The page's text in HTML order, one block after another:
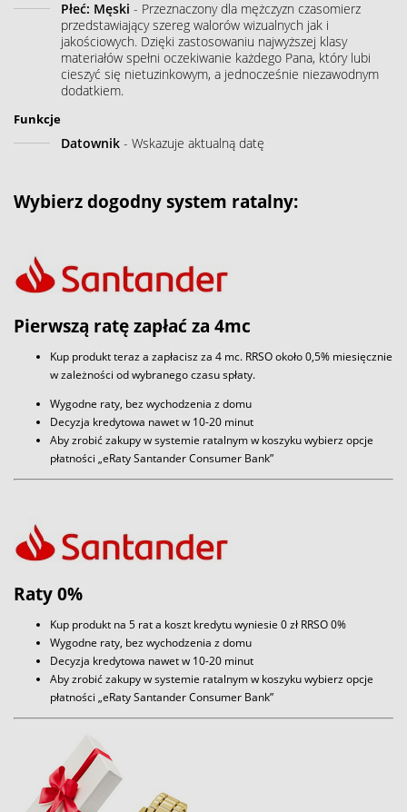
Płeć: Męski - Przeznaczony dla mężczyzn czasomierz
przedstawiający szereg walorów wizualnych jak i
jakościowych. Dzięki zastosowaniu najwyższej klasy
materiałów spełni oczekiwanie każdego Pana, który lubi
cieszyć się nietuzinkowym, a jednocześnie niezawodnym
dodatkiem.
Funkcje
Datownik - Wskazuje aktualną datę
Wybierz dogodny system ratalny:
Pierwszą ratę zapłać za 4mc
Kup produkt teraz a zapłacisz za 4 mc. RRSO około 0,5% miesięcznie
w zależności od wybranego czasu spłaty.
Wygodne raty, bez wychodzenia z domu
Decyzja kredytowa nawet w 10-20 minut
Aby zrobić zakupy w systemie ratalnym w koszyku wybierz opcje
płatności „eRaty Santander Consumer Bank”
Raty 0%
Kup produkt na 5 rat a koszt kredytu wyniesie 0 zł RRSO 0%
Wygodne raty, bez wychodzenia z domu
Decyzja kredytowa nawet w 10-20 minut
Aby zrobić zakupy w systemie ratalnym w koszyku wybierz opcje
płatności „eRaty Santander Consumer Bank”